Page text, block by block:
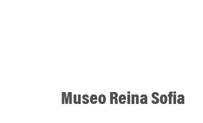
Museo Reina Sofia